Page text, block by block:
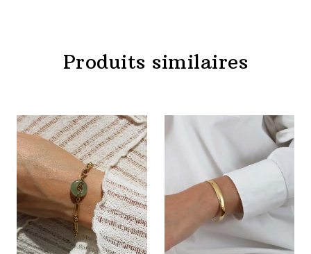
Produits similaires